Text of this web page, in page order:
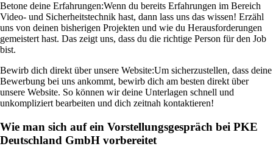
Betone deine Erfahrungen:Wenn du bereits Erfahrungen im Bereich
Video- und Sicherheitstechnik hast, dann lass uns das wissen! Erzähl
uns von deinen bisherigen Projekten und wie du Herausforderungen
gemeistert hast. Das zeigt uns, dass du die richtige Person für den Job
bist.
Bewirb dich direkt über unsere Website:Um sicherzustellen, dass deine
Bewerbung bei uns ankommt, bewirb dich am besten direkt über
unsere Website. So können wir deine Unterlagen schnell und
unkompliziert bearbeiten und dich zeitnah kontaktieren!
Wie man sich auf ein Vorstellungsgespräch bei PKE
Deutschland GmbH vorbereitet